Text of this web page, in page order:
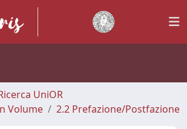
UniOR
Volume
2.2 Prefazione/Postfazione